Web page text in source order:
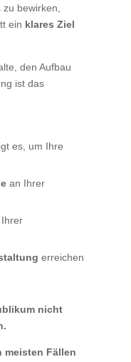
zu bewirken,
ein klares Ziel
den Aufbau
ist das
es, um Ihre
an Ihrer
erreichen
nicht
meisten Fällen